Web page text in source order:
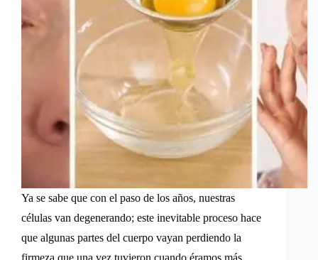
Ya se sabe que con el paso de los años, nuestras
células van degenerando; este inevitable proceso hace
que algunas partes del cuerpo vayan perdiendo la
firmeza que una vez tuvieron cuando éramos más